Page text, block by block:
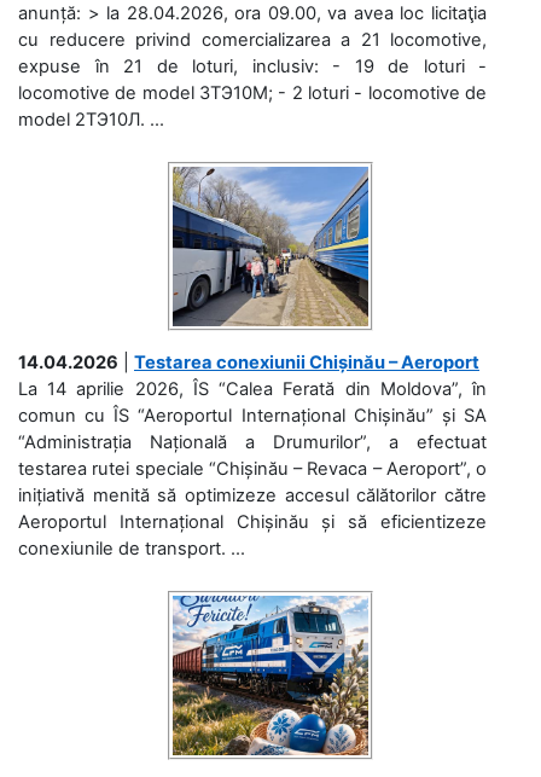
anunță: > la 28.04.2026, ora 09.00, va avea loc licitaţia
cu reducere privind comercializarea a 21 locomotive,
expuse în 21 de loturi, inclusiv: - 19 de loturi -
locomotive de model 3ТЭ10М; - 2 loturi - locomotive de
model 2ТЭ10Л. ...
14.04.2026
Testarea conexiunii Chișinău – Aeroport
La 14 aprilie 2026, ÎS “Calea Ferată din Moldova”, în
comun cu ÎS “Aeroportul Internațional Chișinău” și SA
“Administrația Națională a Drumurilor”, a efectuat
testarea rutei speciale “Chișinău – Revaca – Aeroport”, o
inițiativă menită să optimizeze accesul călătorilor către
Aeroportul Internațional Chișinău și să eficientizeze
conexiunile de transport. ...